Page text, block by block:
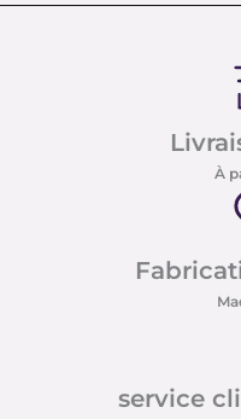
À
service